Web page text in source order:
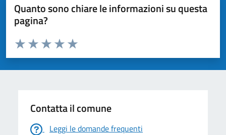
Quanto sono chiare le informazioni su questa
pagina?
Valuta da 1 a 5 stelle la pagina
Valuta 5 stelle su 5
Valuta 4 stelle su 5
Valuta 3 stelle su 5
Valuta 2 stelle su 5
Valuta 1 stelle su 5
Contatta il comune
Leggi le domande frequenti